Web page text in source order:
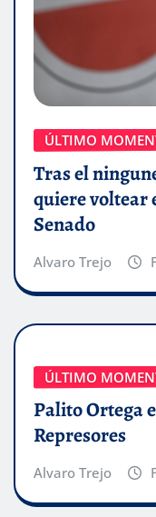
ÚLTIMO
Tras el
quiere voltear
Senado
Alvaro Trejo
ÚLTIMO
Palito Ortega
Represores
Alvaro Trejo